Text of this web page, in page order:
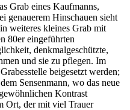
Grab eines Kaufmanns,
genauerem Hinschauen sieht
weiteres kleines Grab mit
80er eingeführten
denkmalgeschützte,
und sie zu pflegen. Im
beigesetzt werden;
Sensenmann, wo das neue
Kontrast
Ort, der mit viel Trauer